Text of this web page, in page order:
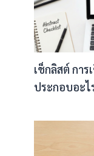
เช็กลิสต์ กา
ประกอบอะไ